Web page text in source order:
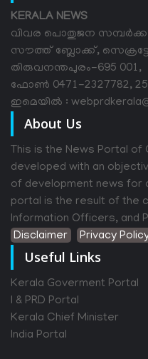
KERALA NEWS
വിവര പൊതുജന സമ്പര്‍ക്ക
സൗത്ത് ബ്ലോക്ക്,
തിരുവനന്തപുരം-695 001,
ഫോൺ 0471-2327782,
ഇമെയിൽ :
About Us
This is the News Portal
developed with an
of development news for
portal is the result of the
Information Officers, and
Disclaimer
Privacy
Useful Links
Kerala Goverment Portal
I & PRD Portal
Kerala Chief Minister
India Portal